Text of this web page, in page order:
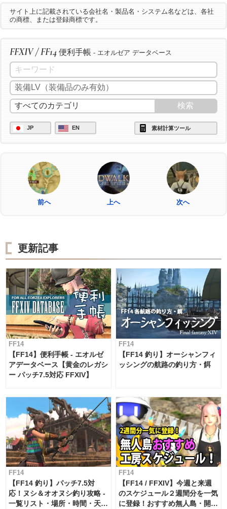
サイト上に記載されている会社名・製品名・システム名などは、各社
の商標、または登録商標です。
FFXIV / FF14 便利手帳 - エオルゼア データベース
JP EN 素材計算ツール
前へ 上へ 次へ
更新記事
FF14
【FF14】便利手帳 - エオルゼ
アデータベース【黄金のレガシ
ー パッチ7.5対応 FFXIV】
FF14
【FF14 釣り】オーシャンフィ
ッシングの航路の釣り方・餌
FF14
【FF14 釣り】パッチ7.5対
応！ヌシ＆オオヌシ釣り攻略 -
一覧リスト・場所・時間・天
FF14
【FF14 / FFXIV】今週と来週
のスケジュール２週間分を一気
に登録！おすすめ無人島・開拓